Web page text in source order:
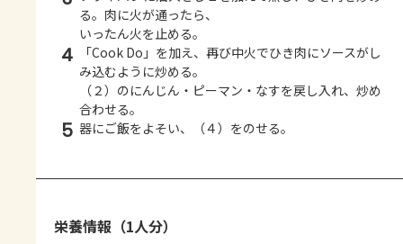
る。肉に火が通ったら、
いったん火を止める。
4
「Cook Do」を加え、再び中火でひき肉にソースがし
み込むように炒める。
（２）のにんじん・ピーマン・なすを戻し入れ、炒め
合わせる。
5 器にご飯をよそい、（４）をのせる。
栄養情報（1人分）